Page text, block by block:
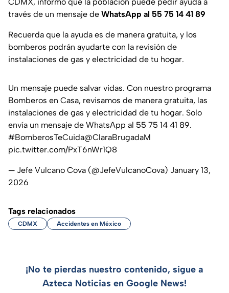
través de un mensaje de WhatsApp al 55 75 14 41 89
Recuerda que la ayuda es de manera gratuita, y los
bomberos podrán ayudarte con la revisión de
instalaciones de gas y electricidad de tu hogar.
Un mensaje puede salvar vidas. Con nuestro programa
Bomberos en Casa, revisamos de manera gratuita, las
instalaciones de gas y electricidad de tu hogar. Solo
envía un mensaje de WhatsApp al 55 75 14 41 89.
#BomberosTeCuida@ClaraBrugadaM
pic.twitter.com/PxT6nWr1Q8
— Jefe Vulcano Cova (@JefeVulcanoCova) January 13,
2026
Tags relacionados
CDMX Accidentes en México
¡No te pierdas nuestro contenido, sigue a
Azteca Noticias en Google News!